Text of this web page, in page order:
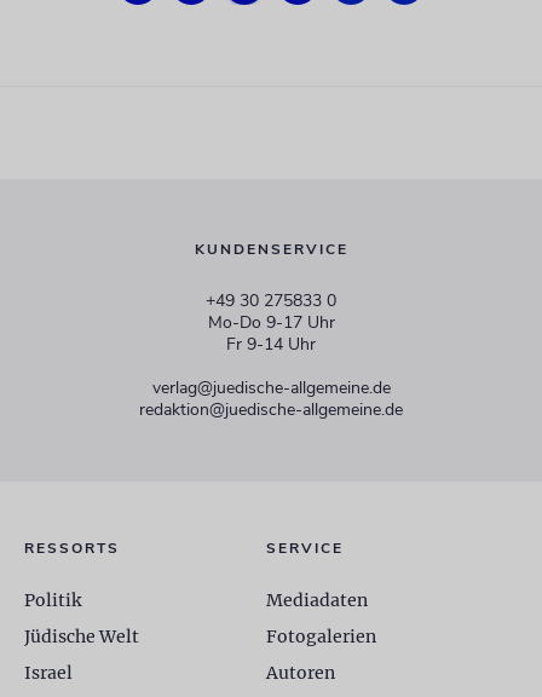
KUNDENSERVICE
+49 30 275833 0
Mo-Do 9-17 Uhr
Fr 9-14 Uhr
verlag@juedische-allgemeine.de
redaktion@juedische-allgemeine.de
RESSORTS
Politik
Jüdische Welt
Israel
SERVICE
Mediadaten
Fotogalerien
Autoren